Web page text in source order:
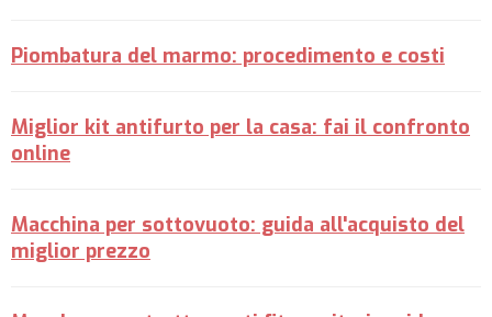
Piombatura del marmo: procedimento e costi
Miglior kit antifurto per la casa: fai il confronto
online
Macchina per sottovuoto: guida all'acquisto del
miglior prezzo